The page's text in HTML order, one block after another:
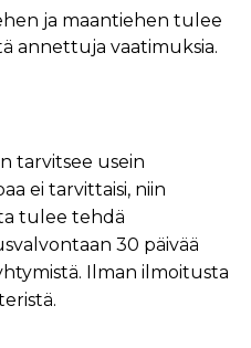
ja maantiehen tulee
annettuja vaatimuksia.
tarvitsee usein
ei tarvittaisi, niin
tulee tehdä
30 päivää
Ilman ilmoitusta